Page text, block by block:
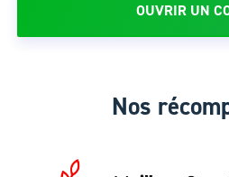
OUVRIR UN
Nos